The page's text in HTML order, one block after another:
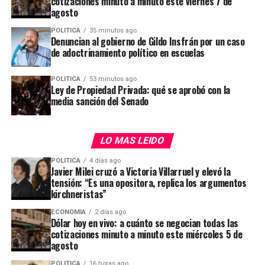
hinchas ya no tenía vuelta atrás.
ADVERTISEMENT
invertir su tiempo. Legalmente, ahora no puede ser
propietario del club (con acciones), porque los
estatutos de la MLS no dejan esta opción, pero
cuando ya no sea jugador en activo él será parte del
accionariado del Inter”
El contrato de Messi con el club estadounidense se
extiende hasta finales de 2028. Mientras tanto, la
argentina sigue siendo central en los objetivos
deportivos y comerciales de la franquicia. El propio
Asensi subrayó que el Inter Miami mantiene ambiciones
elevadas para el resto del año, incluyendo la búsqueda
de títulos como la Leagues Cup, la Supporters’ Shield y
la MLS Cup.
agosto
POLITICA 35 minutos ago
Denuncian al gobierno de Gildo Insfrán por un caso
de adoctrinamiento político en escuelas
POLITICA 53 minutos ago
Ley de Propiedad Privada: qué se aprobó con la
media sanción del Senado
LO MAS LEIDO
POLITICA 4 días ago
Javier Milei cruzó a Victoria Villarruel y elevó la
tensión: “Es una opositora, replica los argumentos
kirchneristas”
ECONOMIA 2 días ago
Dólar hoy en vivo: a cuánto se negocian todas las
cotizaciones minuto a minuto este miércoles 5 de
agosto
POLITICA 16 horas ago